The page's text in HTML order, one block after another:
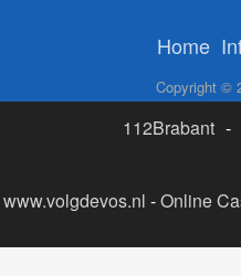
Home
Copyright ©
112Brabant -
www.volgdevos.nl -Online